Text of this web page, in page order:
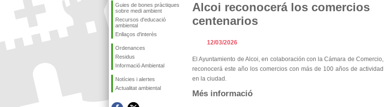
Guies de bones pràctiques
sobre medi ambient
Recursos d'educació
ambiental
Enllaços d'interès
Ordenances
Residus
Informació Ambiental
Notícies i alertes
Actualitat ambiental
Alcoi reconocerá los comercios
centenarios
12/03/2026
El Ayuntamiento de Alcoi, en colaboración con la Cámara de Comercio,
reconocerá este año los comercios con más de 100 años de actividad
en la ciudad.
Més informació